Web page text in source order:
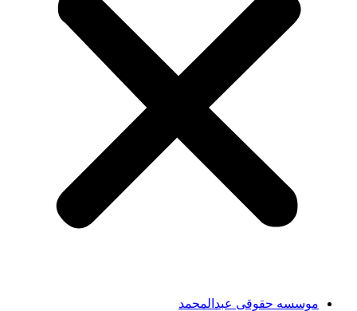
موسسه حقوقی عبدالمحمد